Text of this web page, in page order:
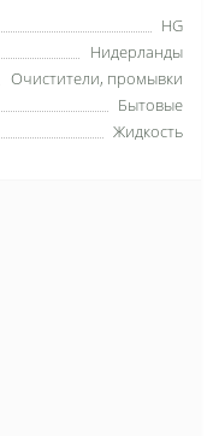
HG
Нидерланды
Очистители, промывки
Бытовые
Жидкость